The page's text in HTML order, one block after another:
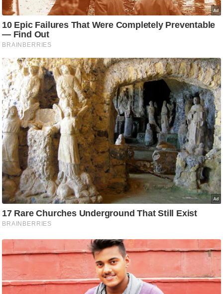
ए
म
आ
र
.
आ
ई
.
चा
य
प
र
स
मी
क्षा
ध
ज्यो
ति
ष
प्र